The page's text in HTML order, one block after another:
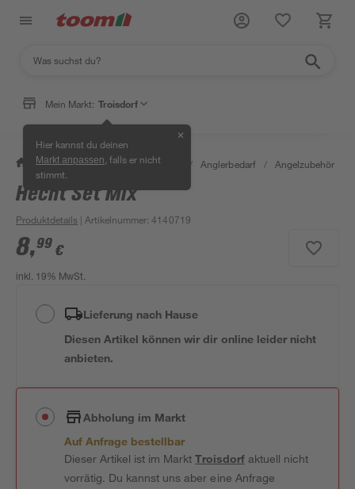
Mein Markt: Troisdorf
Hier kannst du deinen
Markt anpassen , falls er nicht
stimmt.
✕
/ Garten & Freizeit / Tierbedarf / Anglerbedarf / Angelzubehör
Hecht Set Mix
Produktdetails | Artikelnummer:4140719
8,99 €
inkl. 19% MwSt.
Lieferung nach Hause
Diesen Artikel können wir dir online leider nicht
anbieten.
Abholung im Markt
Auf Anfrage bestellbar
Dieser Artikel ist im MarktTroisdorfaktuell nicht
vorrätig. Du kannst uns aber eine Anfrage